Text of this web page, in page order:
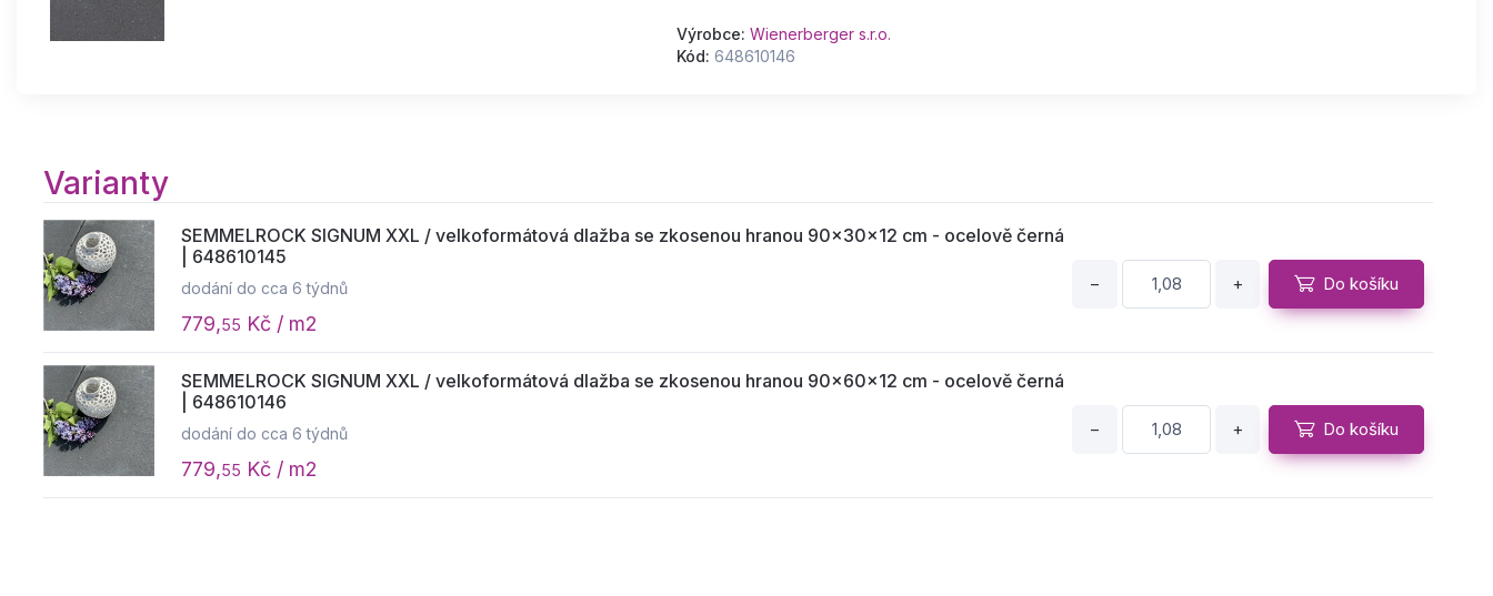
Výrobce: Wienerberger s.r.o.
Kód: 648610146
Varianty
SEMMELROCK SIGNUM XXL / velkoformátová dlažba se zkosenou hranou 90x30x12 cm - ocelově černá
| 648610145
dodání do cca 6 týdnů
779,55 Kč / m2
− + Do košíku
SEMMELROCK SIGNUM XXL / velkoformátová dlažba se zkosenou hranou 90x60x12 cm - ocelově černá
| 648610146
dodání do cca 6 týdnů
779,55 Kč / m2
− + Do košíku